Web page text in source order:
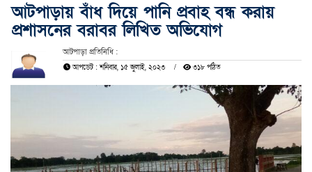
আটপাড়ায় বাঁধ দিয়ে পানি প্রবাহ বন্ধ করায়
প্রশাসনের বরাবর লিখিত অভিযোগ
আটপাড়া প্রতিনিধি :
আপডেট : শনিবার, ১৫ জুলাই, ২০২৩ ৩১৮ পঠিত